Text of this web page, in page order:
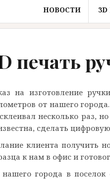
НОВОСТИ
печать
на изготовление
от нашего
несколько раз,
сделать
клиента получить
к нам в офис и
города в